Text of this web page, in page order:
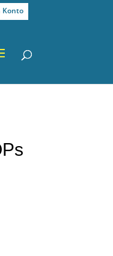
Konto